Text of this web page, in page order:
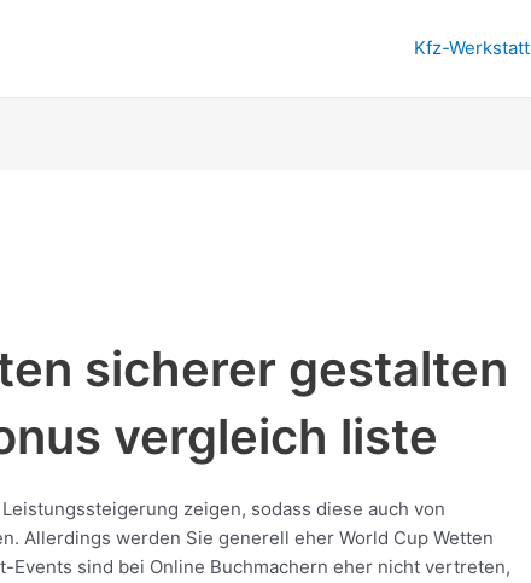
Kfz-Werkstatt
sicherer gestalten
vergleich liste
zeigen, sodass diese auch von
Allerdings werden Sie generell eher World Cup Wetten
sind bei Online Buchmachern eher nicht vertreten,